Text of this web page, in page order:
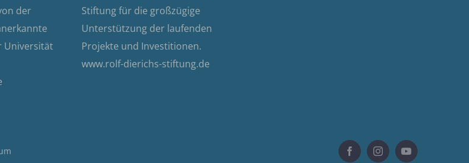
der
Universität
Stiftung für die großzügige
Unterstützung der laufenden
Projekte und Investitionen.
www.rolf-dierichs-stiftung.de
FacebookInstagramYouTube